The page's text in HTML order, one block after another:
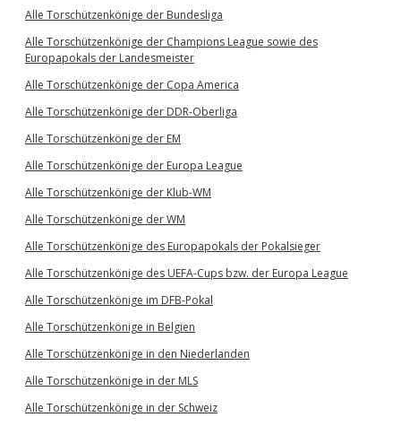
Alle Torschützenkönige der Bundesliga
Alle Torschützenkönige der Champions League sowie des
Europapokals der Landesmeister
Alle Torschützenkönige der Copa America
Alle Torschützenkönige der DDR-Oberliga
Alle Torschützenkönige der EM
Alle Torschützenkönige der Europa League
Alle Torschützenkönige der Klub-WM
Alle Torschützenkönige der WM
Alle Torschützenkönige des Europapokals der Pokalsieger
Alle Torschützenkönige des UEFA-Cups bzw. der Europa League
Alle Torschützenkönige im DFB-Pokal
Alle Torschützenkönige in Belgien
Alle Torschützenkönige in den Niederlanden
Alle Torschützenkönige in der MLS
Alle Torschützenkönige in der Schweiz